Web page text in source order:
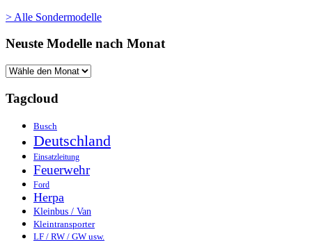
> Alle Sondermodelle
Neuste Modelle nach Monat
Tagcloud
Busch
Deutschland
Einsatzleitung
Feuerwehr
Ford
Herpa
Kleinbus / Van
Kleintransporter
LF / RW / GW usw.